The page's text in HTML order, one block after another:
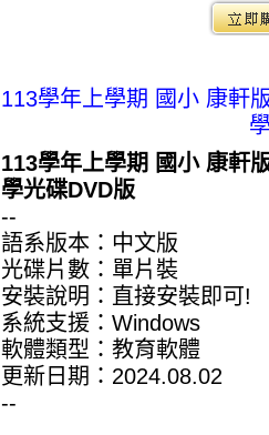
113學年上學期 國小 康軒
113學年上學期 國小 康軒
學光碟DVD版
--
語系版本：中文版
光碟片數：單片裝
安裝說明：直接安裝即可!
系統支援：Windows
軟體類型：教育軟體
更新日期：2024.08.02
--